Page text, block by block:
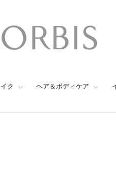
ク ヘア＆ボディケア